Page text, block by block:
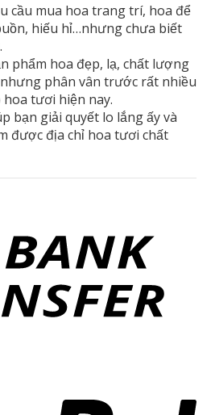
cầu mua hoa trang trí, hoa để
hiếu hỉ…nhưng chưa biết
phẩm hoa đẹp, lạ, chất lượng
phân vân trước rất nhiều
hoa tươi hiện nay.
bạn giải quyết lo lắng ấy và
được địa chỉ hoa tươi chất